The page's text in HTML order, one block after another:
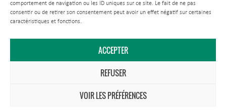
comportement de navigation ou les ID uniques sur ce site. Le fait de ne pas
consentir ou de retirer son consentement peut avoir un effet négatif sur certaines
caractéristiques et fonctions.
ACCEPTER
REFUSER
VOIR LES PRÉFÉRENCES